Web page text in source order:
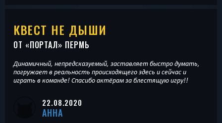
КВЕСТ НЕ ДЫШИ
ОТ «ПОРТАЛ» ПЕРМЬ
Динамичный, непредсказуемый, заставляет быстро думать,
погружает в реальность происходящего здесь и сейчас и
играть в команде! Спасибо актёрам за блестящую игру!!
22.08.2020
АННА